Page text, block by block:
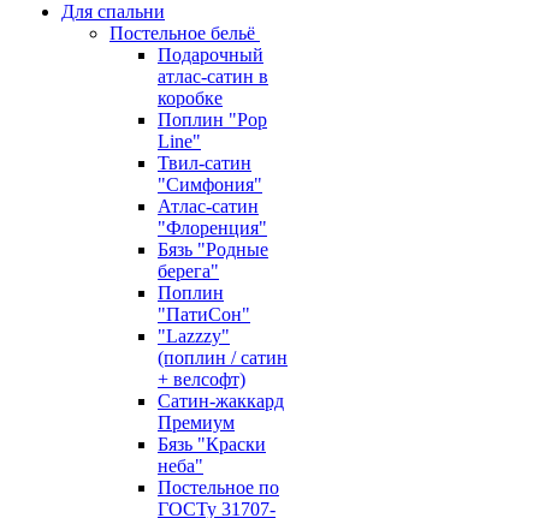
Для спальни
Постельное бельё
Подарочный
атлас-сатин в
коробке
Поплин "Pop
Line"
Твил-сатин
"Симфония"
Атлас-сатин
"Флоренция"
Бязь "Родные
берега"
Поплин
"ПатиСон"
"Lazzzy"
(поплин / сатин
+ велсофт)
Сатин-жаккард
Премиум
Бязь "Краски
неба"
Постельное по
ГОСТу 31707-